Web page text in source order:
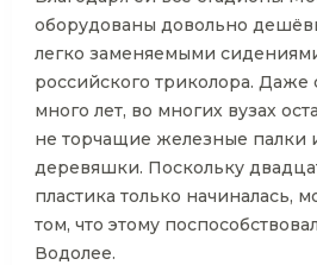
оборудованы довольно
легко заменяемыми
российского триколора. Даже
много лет, во многих вузах
не торчащие железные палки
деревяшки. Поскольку
пластика только начиналась,
том, что этому
Водолее.